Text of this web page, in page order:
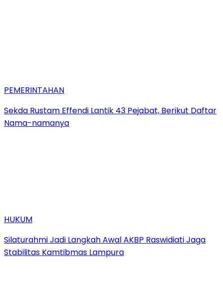
PEMERINTAHAN
Sekda Rustam Effendi Lantik 43 Pejabat, Berikut Daftar
Nama-namanya
HUKUM
Silaturahmi Jadi Langkah Awal AKBP Raswidiati Jaga
Stabilitas Kamtibmas Lampura